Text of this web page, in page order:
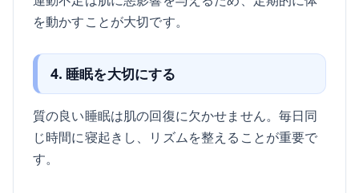
を動かすことが大切です。
4. 睡眠を大切にする
質の良い睡眠は肌の回復に欠かせません。毎日同
じ時間に寝起きし、リズムを整えることが重要で
す。